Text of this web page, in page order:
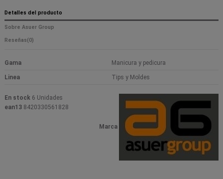
Detalles del producto
Sobre Asuer Group
Reseñas(0)
Gama Manicura y pedicura
Linea Tips y Moldes
Marca
En stock 6 Unidades
ean13 8420330561828